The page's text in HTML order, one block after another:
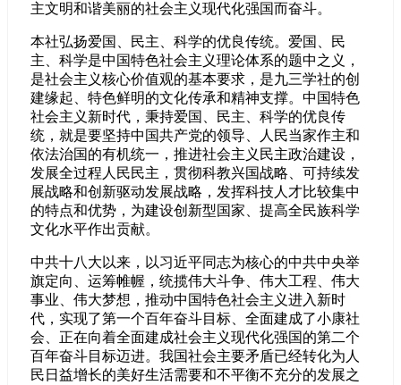
主文明和谐美丽的社会主义现代化强国而奋斗。
本社弘扬爱国、民主、科学的优良传统。爱国、民
主、科学是中国特色社会主义理论体系的题中之义，
是社会主义核心价值观的基本要求，是九三学社的创
建缘起、特色鲜明的文化传承和精神支撑。中国特色
社会主义新时代，秉持爱国、民主、科学的优良传
统，就是要坚持中国共产党的领导、人民当家作主和
依法治国的有机统一，推进社会主义民主政治建设，
发展全过程人民民主，贯彻科教兴国战略、可持续发
展战略和创新驱动发展战略，发挥科技人才比较集中
的特点和优势，为建设创新型国家、提高全民族科学
文化水平作出贡献。
中共十八大以来，以习近平同志为核心的中共中央举
旗定向、运筹帷幄，统揽伟大斗争、伟大工程、伟大
事业、伟大梦想，推动中国特色社会主义进入新时
代，实现了第一个百年奋斗目标、全面建成了小康社
会、正在向着全面建成社会主义现代化强国的第二个
百年奋斗目标迈进。我国社会主要矛盾已经转化为人
民日益增长的美好生活需要和不平衡不充分的发展之